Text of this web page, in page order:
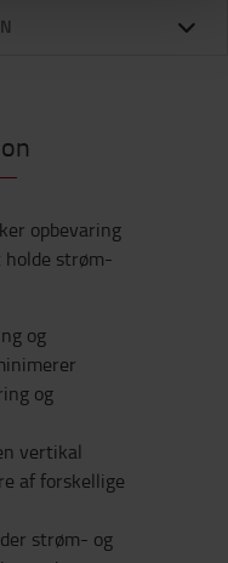
opbevaring
strøm-
og
og
vertikal
af forskellige
strøm- og